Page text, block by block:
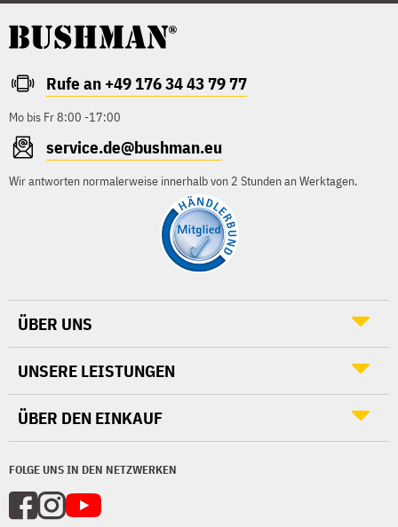
Rufe an +49 176 34 43 79 77
Mo bis Fr 8:00 -17:00
service.de@bushman.eu
Wir antworten normalerweise innerhalb von 2 Stunden an Werktagen.
FOLGE UNS IN DEN NETZWERKEN
ÜBER UNS
UNSERE LEISTUNGEN
ÜBER DEN EINKAUF